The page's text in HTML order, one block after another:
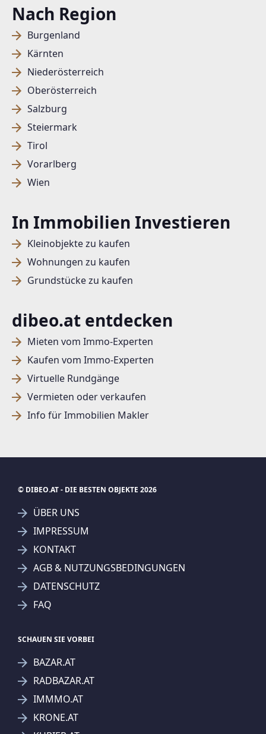
Nach Region
Burgenland
Kärnten
Niederösterreich
Oberösterreich
Salzburg
Steiermark
Tirol
Vorarlberg
Wien
In Immobilien Investieren
Kleinobjekte zu kaufen
Wohnungen zu kaufen
Grundstücke zu kaufen
dibeo.at entdecken
Mieten vom Immo-Experten
Kaufen vom Immo-Experten
Virtuelle Rundgänge
Vermieten oder verkaufen
Info für Immobilien Makler
SUCHAGENT ANLEGEN FÜR DIE
AKTUELLEN SUCHKRITERIEN
REMAX Gold - Immobilien Corner GmbH & Co KG
Ich stimme der Verarbeitung meiner Daten, wie
zu.
© DIBEO.AT - DIE BESTEN OBJEKTE 2026
ÜBER UNS
IMPRESSUM
KONTAKT
AGB & NUTZUNGSBEDINGUNGEN
DATENSCHUTZ
FAQ
SCHAUEN SIE VORBEI
BAZAR.AT
RADBAZAR.AT
IMMMO.AT
KRONE.AT